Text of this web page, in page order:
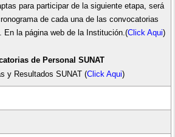
para participar de la siguiente etapa, será
de cada una de las convocatorias
En la página web de la Institución.(Click Aqui)
de Personal SUNAT
y Resultados SUNAT (Click Aqui)